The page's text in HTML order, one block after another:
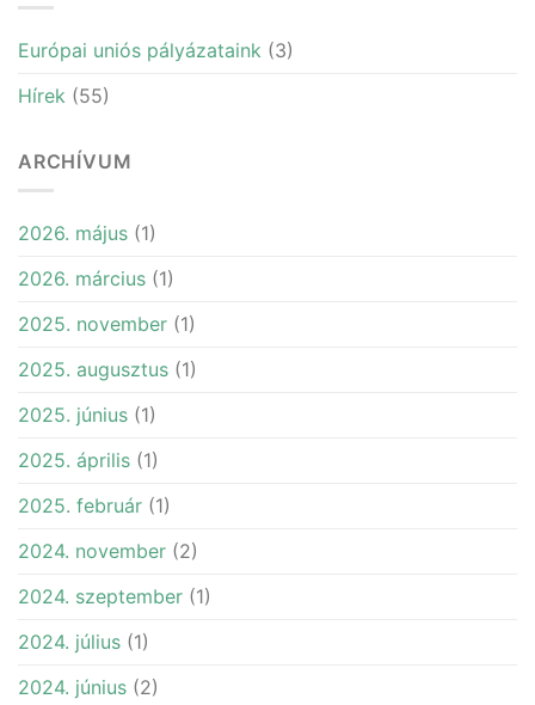
Európai uniós pályázataink (3)
Hírek (55)
ARCHÍVUM
2026. május (1)
2026. március (1)
2025. november (1)
2025. augusztus (1)
2025. június (1)
2025. április (1)
2025. február (1)
2024. november (2)
2024. szeptember (1)
2024. július (1)
2024. június (2)